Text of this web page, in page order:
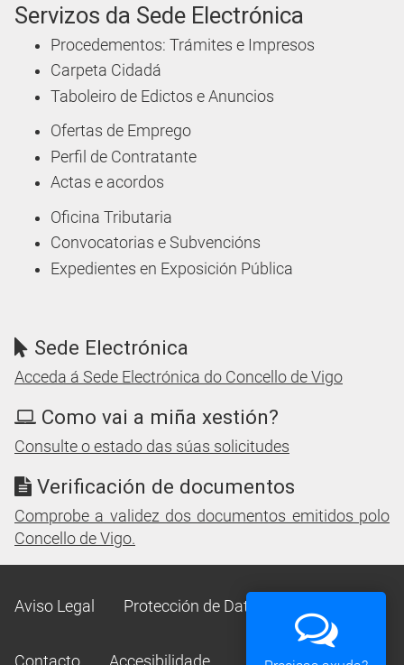
Servizos da Sede Electrónica
Procedementos: Trámites e Impresos
Carpeta Cidadá
Taboleiro de Edictos e Anuncios
Ofertas de Emprego
Perfil de Contratante
Actas e acordos
Oficina Tributaria
Convocatorias e Subvencións
Expedientes en Exposición Pública
Sede Electrónica
Acceda á Sede Electrónica do Concello de Vigo
Como vai a miña xestión?
Consulte o estado das súas solicitudes
Verificación de documentos
Comprobe a validez dos documentos emitidos polo
Concello de Vigo.
Aviso Legal Protección de Datos
Contacto Accesibilidade